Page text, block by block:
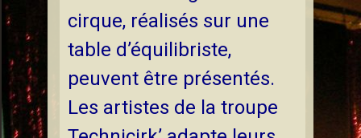
cirque, réalisés sur une
table d’équilibriste,
peuvent être présentés.
Les artistes de la troupe